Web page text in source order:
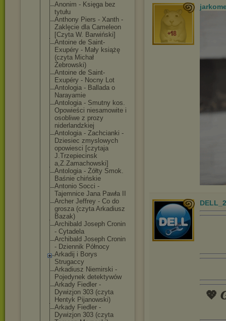
Anonim - Księga bez
tytułu
Anthony Piers - Xanth -
Zaklęcie dla Cameleon
[Czyta W. Barwiński]
Antoine de Saint-
Exupéry - Mały książę
(czyta Michał
Żebrowski)
Antoine de Saint-
Exupéry - Nocny Lot
Antologia - Ballada o
Narayamie
Antologia - Smutny kos.
Opowieści niesamowite i
osobliwe z prozy
niderlandzkiej
Antologia - Zachcianki -
Dziesiec zmyslowych
opowiesci [czytaja
J.Trzepiecinsk
a,Z.Zamachowski]
Antologia - Żółty Smok.
Baśnie chińskie
Antonio Socci -
Tajemnice Jana Pawła II
Archer Jeffrey - Co do
grosza (czyta Arkadiusz
Bazak)
Archibald Joseph Cronin
- Cytadela
Archibald Joseph Cronin
- Dziennik Północy
Arkadij i Borys
Strugaccy
Arkadiusz Niemirski -
Pojedynek detektywów
Arkady Fiedler -
Dywizjon 303 (czyta
Hentyk Pijanowski)
Arkady Fiedler -
Dywizjon 303 (czyta
💖